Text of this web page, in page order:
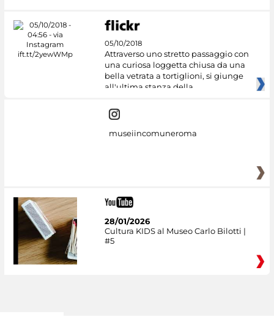
05/10/2018
Attraverso uno stretto passaggio con
una curiosa loggetta chiusa da una
bella vetrata a tortiglioni, si giunge
all'ultima stanza della
museiincomuneroma
28/01/2026
Cultura KIDS al Museo Carlo Bilotti |
#5